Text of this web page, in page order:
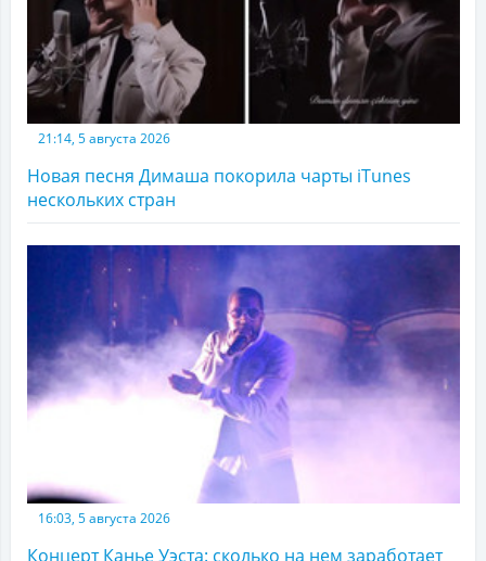
21:14, 5 августа 2026
Новая песня Димаша покорила чарты iTunes
нескольких стран
16:03, 5 августа 2026
Концерт Канье Уэста: сколько на нем заработает